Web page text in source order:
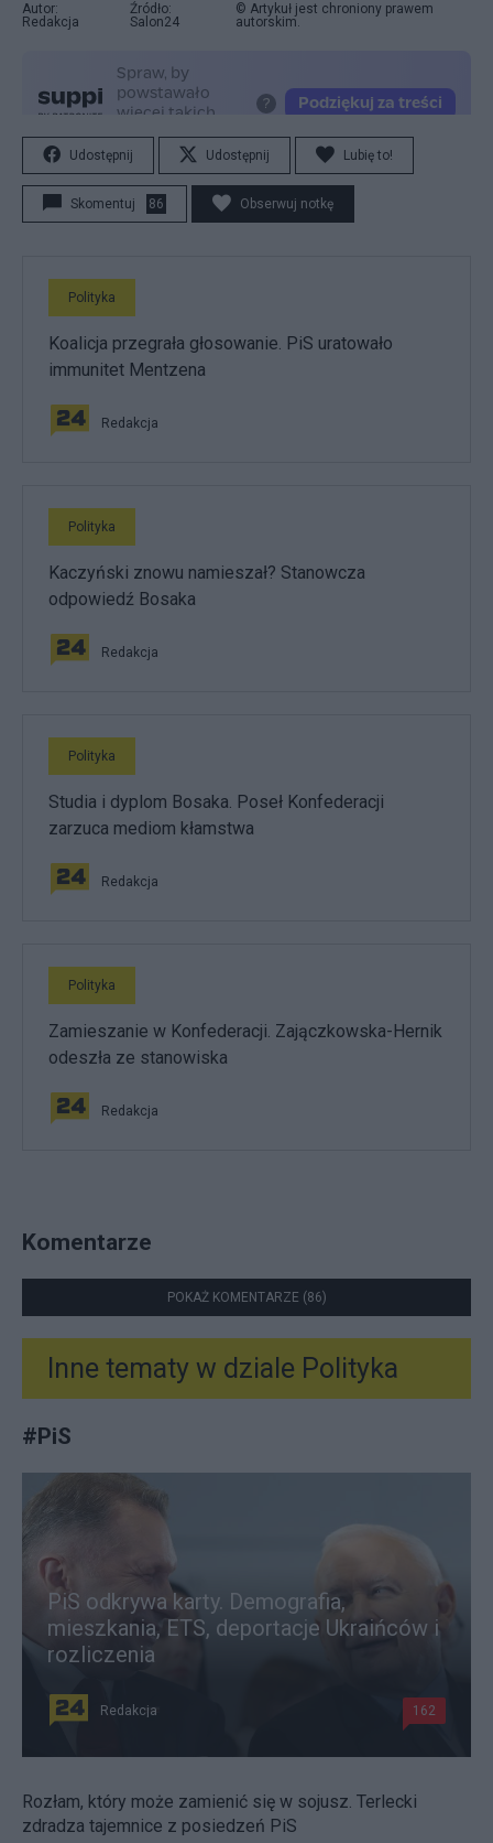
Autor:
Redakcja
Źródło:
Salon24
© Artykuł jest chroniony prawem
autorskim.
Udostępnij Udostępnij Lubię to!
Skomentuj 86 Obserwuj notkę
Polityka
Koalicja przegrała głosowanie. PiS uratowało
immunitet Mentzena
Redakcja
Polityka
Kaczyński znowu namieszał? Stanowcza
odpowiedź Bosaka
Redakcja
Polityka
Studia i dyplom Bosaka. Poseł Konfederacji
zarzuca mediom kłamstwa
Redakcja
Polityka
Zamieszanie w Konfederacji. Zajączkowska-Hernik
odeszła ze stanowiska
Redakcja
Komentarze
POKAŻ KOMENTARZE (86)
Inne tematy w dziale Polityka
#PiS
PiS odkrywa karty. Demografia,
mieszkania, ETS, deportacje Ukraińców i
rozliczenia
Redakcja 162
Rozłam, który może zamienić się w sojusz. Terlecki
zdradza tajemnice z posiedzeń PiS